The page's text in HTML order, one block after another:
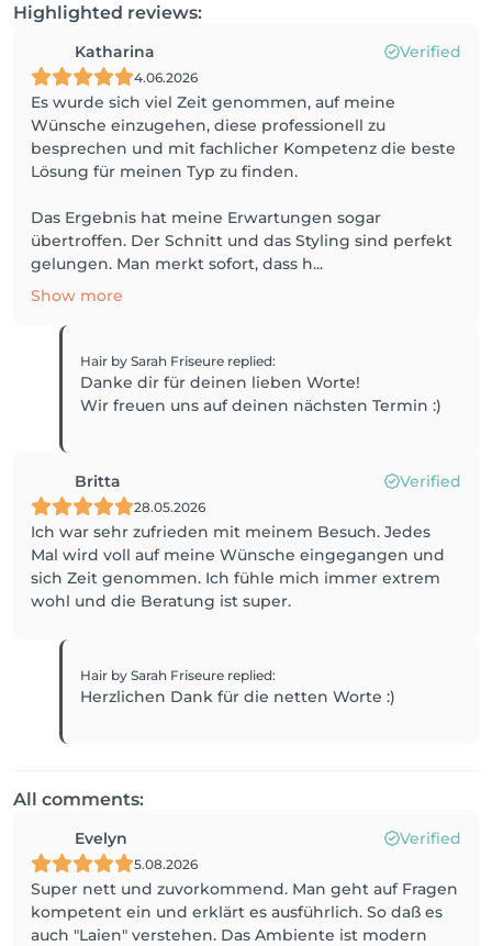
Highlighted reviews:
Katharina Verified
4.06.2026
Es wurde sich viel Zeit genommen, auf meine
Wünsche einzugehen, diese professionell zu
besprechen und mit fachlicher Kompetenz die beste
Lösung für meinen Typ zu finden.
Das Ergebnis hat meine Erwartungen sogar
übertroffen. Der Schnitt und das Styling sind perfekt
gelungen. Man merkt sofort, dass h...
Show more
Hair by Sarah Friseure replied:
Danke dir für deinen lieben Worte!
Wir freuen uns auf deinen nächsten Termin :)
Britta Verified
28.05.2026
Ich war sehr zufrieden mit meinem Besuch. Jedes
Mal wird voll auf meine Wünsche eingegangen und
sich Zeit genommen. Ich fühle mich immer extrem
wohl und die Beratung ist super.
Hair by Sarah Friseure replied:
Herzlichen Dank für die netten Worte :)
All comments:
Evelyn Verified
5.08.2026
Super nett und zuvorkommend. Man geht auf Fragen
kompetent ein und erklärt es ausführlich. So daß es
auch "Laien" verstehen. Das Ambiente ist modern